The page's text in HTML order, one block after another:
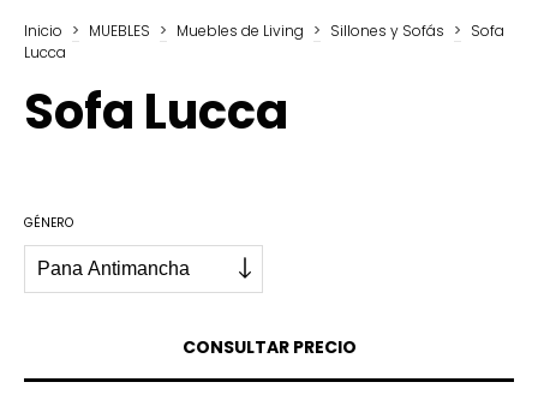
Inicio > MUEBLES > Muebles de Living > Sillones y Sofás > Sofa
Lucca
Sofa Lucca
GÉNERO